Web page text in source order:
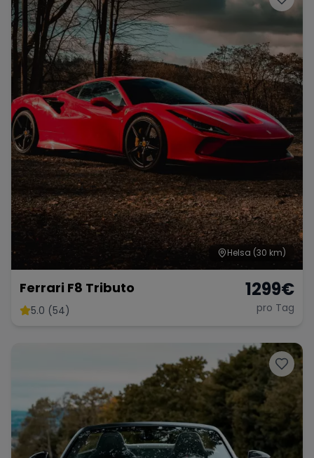
Helsa (30 km)
Ferrari F8 Tributo
5.0 (54)
1299€
pro Tag